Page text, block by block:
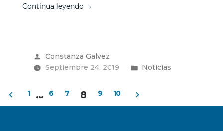
Continua leyendo“Torneo
Inteligencia
Artificial
ganadores
Publicado
por
Constanza Galvez
Septiembre 24, 2019
Publicado
Noticias
Navegación
1 … 6 7 8 9 10